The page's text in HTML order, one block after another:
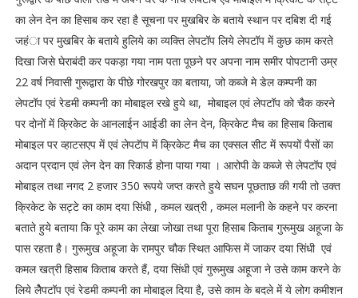
का लेन देन का हिसाब कर रहा है सूचना पर मुखबिर के बताये स्थान पर दबिश दी गई
जहंा पर मुखबिर के बताये हुलिये का व्यक्ति लेपटॉप लिये लेपटॉप में कुछ काम करते
दिखा जिसे घेराबंदी कर पकड़ा गया नाम पता पूछने पर अपना नाम समीर पोपटानी उम्र
22 वर्ष निवासी गुरूद्वारा के पीछे गोरखपुर का बताया, जो कब्जे मे डेल कम्पनी का
लेपटॉप एवं रेडमी कम्पनी का मोबाइल रखे हुये था, मोबाइल एवं लेपटॉप को चैक करने
पर दोनों में क्रिकेट के आनलाईन आईडी का लेन देन, क्रिकेट मैच का हिसाब किताब
मोबाइल पर व्हाटसएप में एवं लेपटॅाप में क्रिकेट मैच का एक्सल सीट में रूपयों पैसों का
अदान प्रदान एवं लेन देन का रिकार्ड होना पाया गया । आरोपी के कब्जे से लेपटॉप एवं
मोबाइल तथा नगद 2 हजार 350 रूपये जप्त करते हुये सघन पूछताछ की गयी तो उक्त
क्रिकेट के सट्टे का काम दया सिंधी , कमल खत्री , कमल मलानी के कहने पर करना
बताते हुये बताया कि पूरे काम का लेखा जोखा तथा पूरा हिसाब किताब गुरूमुख अहूजा के
पास रहता है। गुरूमुख अहूजा के रामपुर चौक स्थित आफिस में जाकर दया सिंधी एवं
कमल खत्री हिसाब किताब करते हैं, दया सिंधी एवं गुरूमुख अहूजा ने उसे काम करने के
लिये लैेपटॉप एवं रेडमी कम्पनी का मोबाइल दिया है, उसे काम के बदले में ये लोग कमीशन